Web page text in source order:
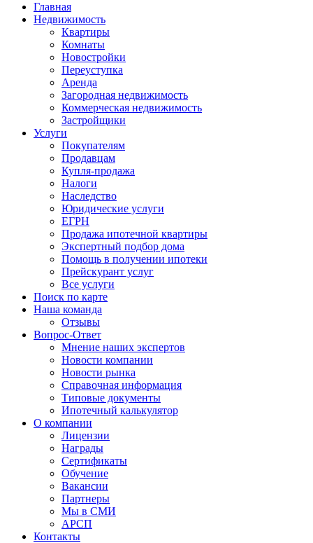
Главная
Недвижимость
Квартиры
Комнаты
Новостройки
Переуступка
Аренда
Загородная недвижимость
Коммерческая недвижимость
Застройщики
Услуги
Покупателям
Продавцам
Купля-продажа
Налоги
Наследство
Юридические услуги
ЕГРН
Продажа ипотечной квартиры
Экспертный подбор дома
Помощь в получении ипотеки
Прейскурант услуг
Все услуги
Поиск по карте
Наша команда
Отзывы
Вопрос-Ответ
Мнение наших экспертов
Новости компании
Новости рынка
Справочная информация
Типовые документы
Ипотечный калькулятор
О компании
Лицензии
Награды
Сертификаты
Обучение
Вакансии
Партнеры
Мы в СМИ
АРСП
Контакты